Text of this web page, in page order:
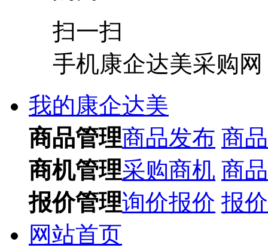
扫一扫
手机康企达美采购网
我的康企达美
商品管理商品发布 商
商机管理采购商机 商
报价管理询价报价 报
网站首页